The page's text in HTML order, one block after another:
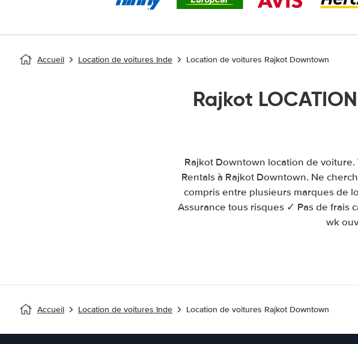
Accueil Location de voitures Inde Location de voitures Rajkot Downtown
Rajkot
Rajkot Downtown location de
Rentals à Rajkot Downtown. Ne
compris entre plusieurs marques de
Assurance tous risques ✓ Pas de frais
wk
Accueil Location de voitures Inde Location de voitures Rajkot Downtown